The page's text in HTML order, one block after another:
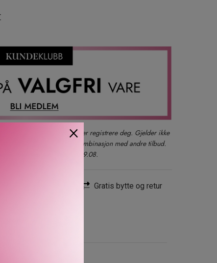
du også kan logge inn eller registrere deg. Gjelder ikke
produkter, gavesett eller i kombinasjon med andre tilbud.
ett kjøp per kunde t.o.m. 09.08.
Gratis bytte og retur
×